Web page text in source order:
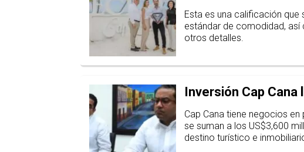
Esta es una calificación
estándar de comodidad,
otros detalles.
Inversión Cap Cana
Cap Cana tiene negocios
se suman a los US$3,600
destino turístico e